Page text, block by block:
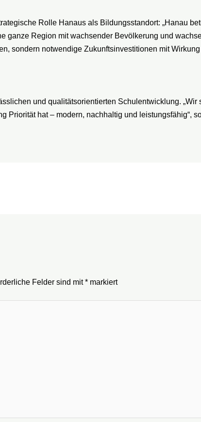
Rolle Hanaus als Bildungsstandort: „Hanau
ganze Region mit wachsender Bevölkerung und
sondern notwendige Zukunftsinvestitionen mit
und qualitätsorientierten Schulentwicklung. „Wir
Priorität hat – modern, nachhaltig und leistungsfähig“,
Felder sind mit*markiert